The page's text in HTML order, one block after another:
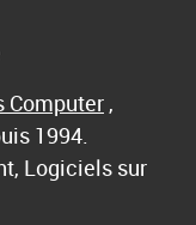
Computer ,
1994.
Logiciels sur